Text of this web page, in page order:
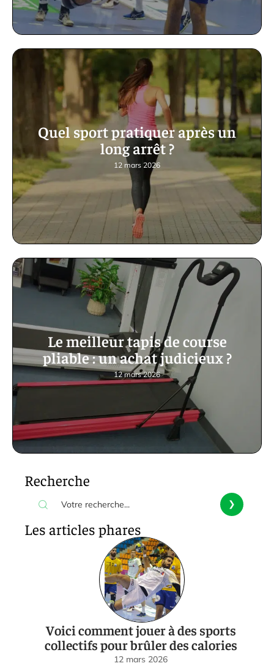
Quel sport pratiquer après un
long arrêt ?
12 mars 2026
Le meilleur tapis de course
pliable : un achat judicieux ?
12 mars 2026
Recherche
Les articles phares
Voici comment jouer à des sports
collectifs pour brûler des calories
12 mars 2026